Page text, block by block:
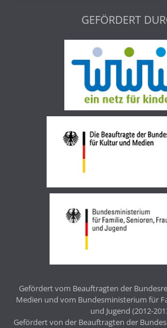
GEFÖRDERT
Gefördert vom Beauftragten der
Medien und vom Bundesministerium für
und Jugend (2012-
Gefördert von der Beauftragten der